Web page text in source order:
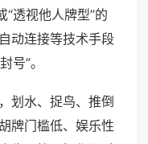
“透视他人牌型”的
动连接等技术手段
号”。
划水、捉鸟、推倒
牌门槛低、娱乐性